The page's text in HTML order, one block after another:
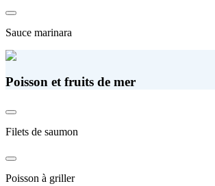
Sauce marinara
Poisson et fruits de mer
Filets de saumon
Poisson à griller